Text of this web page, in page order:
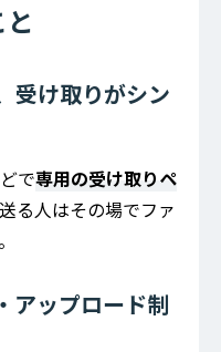
受け取りがシン
で専用の受け取りペ
る人はその場でファ
アップロード制